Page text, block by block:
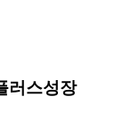
러스성장